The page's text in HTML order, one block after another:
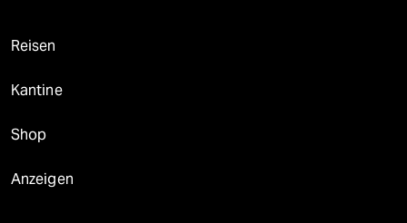
Reisen
Kantine
Shop
Anzeigen